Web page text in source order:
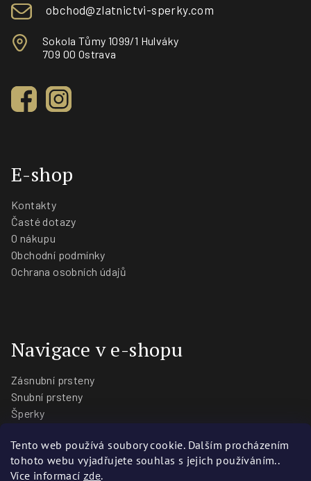
Tento web používá soubory cookie. Dalším procházením
tohoto webu vyjadřujete souhlas s jejich používáním..
Více informací zde.
obchod@zlatnictvi-sperky.com
Sokola Tůmy 1099/1 Hulváky
709 00 Ostrava
E-shop
Kontakty
Časté dotazy
O nákupu
Obchodní podmínky
Ochrana osobních údajů
Navigace v e-shopu
Zásnubní prsteny
Snubní prsteny
Šperky
Blog
Prodejny